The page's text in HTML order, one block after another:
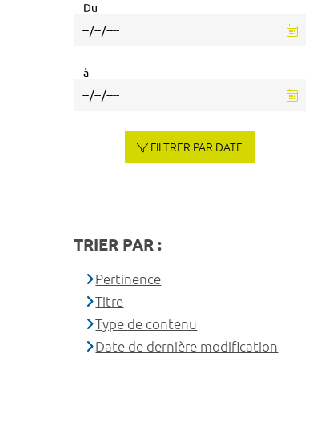
Du
à
FILTRER PAR DATE
TRIER PAR :
Pertinence
Titre
Type de contenu
Date de dernière modification